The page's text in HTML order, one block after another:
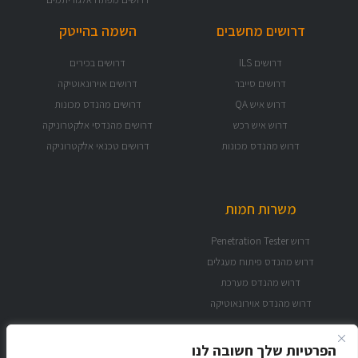
הפרטיות שלך חשובה לנו
דרושים מחשבים
דרושים ILS
דרושים סייבר
דרוש איש QA
דרוש איש רכש
דרוש מהנדס מכונות
השמה בהייטק
דרושים בכירים
דרושים אוירונאוטיקה
דרושים מהנדס מכונות
דרושים מהנדסי אלקטרוניקה
דרושים טכנאי אלקטרוניקה
משרות חמות
דרוש Penetration Tester
דרוש מהנדס פיתוח מעגלים
דרוש מהנדס מערכת
דרוש מהנדס אוירונאוטיקה